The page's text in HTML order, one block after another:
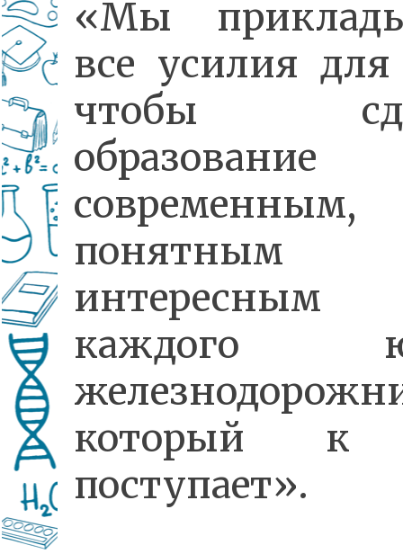
«Мы
все усилия для
чтобы
образование
современным,
каждого
который к
поступает».